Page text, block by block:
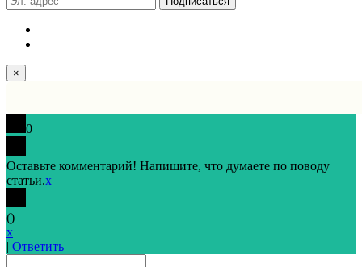
×
0
Оставьте комментарий! Напишите, что думаете по поводу
статьи.x
()
x
| Ответить